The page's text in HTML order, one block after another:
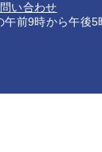
い合わせ
前9時から午後5